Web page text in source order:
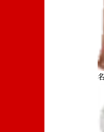
(Pt1000) Cat Coin 1/5 oz.